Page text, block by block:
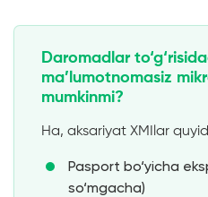
Daromadlar
ma’lumotnomasiz
mumkinmi?
Ha, aksariyat XMIlar
Pasport bo‘yicha
so‘mgacha)